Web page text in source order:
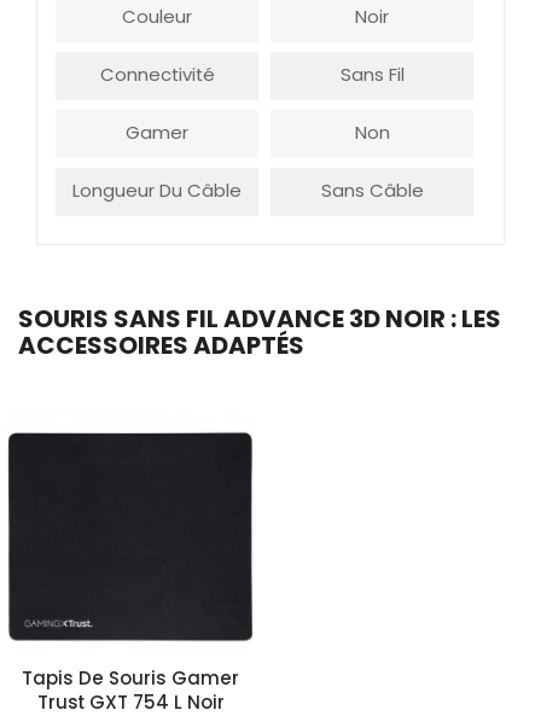
Couleur Noir
Connectivité Sans Fil
Gamer Non
Longueur Du Câble Sans Câble
SOURIS SANS FIL ADVANCE 3D NOIR : LES
ACCESSOIRES ADAPTÉS
Tapis De Souris Gamer
Trust GXT 754 L Noir